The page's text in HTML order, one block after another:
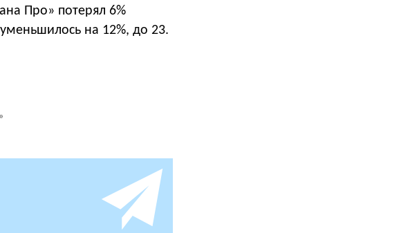
Про» потерял 6%
на 12%, до 23.